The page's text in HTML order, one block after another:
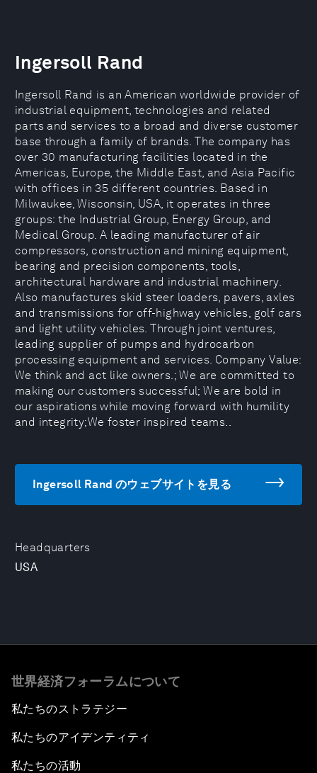
Headquarters
USA
Ingersoll Rand
Ingersoll Rand is an American worldwide provider of
industrial equipment, technologies and related
parts and services to a broad and diverse customer
base through a family of brands. The company has
over 30 manufacturing facilities located in the
Americas, Europe, the Middle East, and Asia Pacific
with offices in 35 different countries. Based in
Milwaukee, Wisconsin, USA, it operates in three
groups: the Industrial Group, Energy Group, and
Medical Group. A leading manufacturer of air
compressors, construction and mining equipment,
bearing and precision components, tools,
architectural hardware and industrial machinery.
Also manufactures skid steer loaders, pavers, axles
and transmissions for off-highway vehicles, golf cars
and light utility vehicles. Through joint ventures,
leading supplier of pumps and hydrocarbon
processing equipment and services. Company Value:
We think and act like owners.; We are committed to
making our customers successful; We are bold in
our aspirations while moving forward with humility
and integrity;We foster inspired teams..
Ingersoll Rand のウェブサイトを見る
世界経済フォーラムについて
私たちのストラテジー
私たちのアイデンティティ
私たちの活動